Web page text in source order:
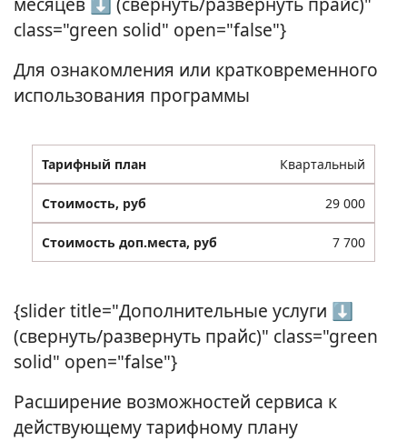
class="green solid" open="false"}
Для ознакомления или кратковременного
использования программы
Квартальный
29 000
7 700
{slider title="Дополнительные услуги ⬇
(свернуть/развернуть прайс)" class="green
solid" open="false"}
Расширение возможностей сервиса к
действующему тарифному плану